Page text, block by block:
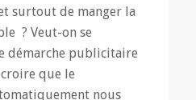
surtout de manger la
? Veut-on se
démarche publicitaire
que le
nous